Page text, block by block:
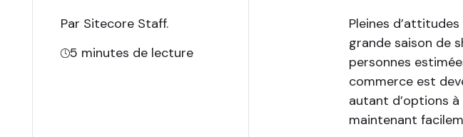
Par Sitecore Staff.
5 minutes de lecture
Pleines
grande saison de
personnes
commerce est
autant d’options
maintenant